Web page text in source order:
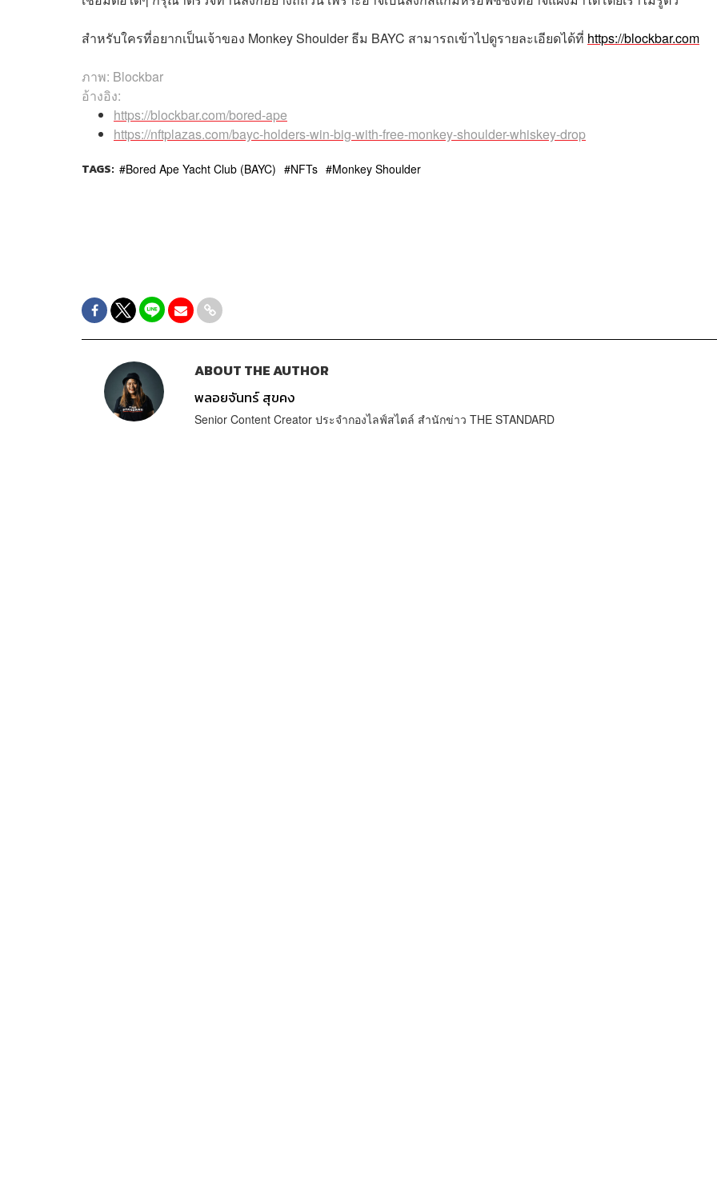
สำหรับใครที่อยากเป็นเจ้าของ Monkey Shoulder ธีม BAYC สามารถเข้าไปดูรายละเอียดได้ที่ https://blockbar.com
ภาพ: Blockbar
อ้างอิง:
https://blockbar.com/bored-ape
https://nftplazas.com/bayc-holders-win-big-with-free-monkey-shoulder-whiskey-drop
TAGS: Bored Ape Yacht Club (BAYC) NFTs Monkey Shoulder
ABOUT THE AUTHOR
พลอยจันทร์ สุขคง
Senior Content Creator ประจำกองไลฟ์สไตล์ สำนักข่าว THE STANDARD